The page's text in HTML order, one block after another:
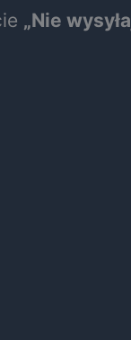
„Nie